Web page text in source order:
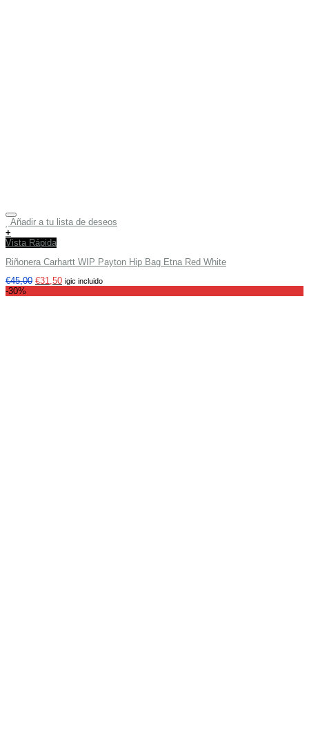
Añadir a tu lista de deseos
+
Vista Rápida
Riñonera Carhartt WIP Payton Hip Bag Etna Red White
€45,00 €31,50 igic incluido
-30%